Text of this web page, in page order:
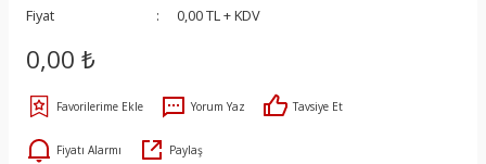
Fiyat
0,00 TL + KDV
0,00 ₺
Yorum Yaz Tavsiye Et
Fiyatı Alarmı Paylaş